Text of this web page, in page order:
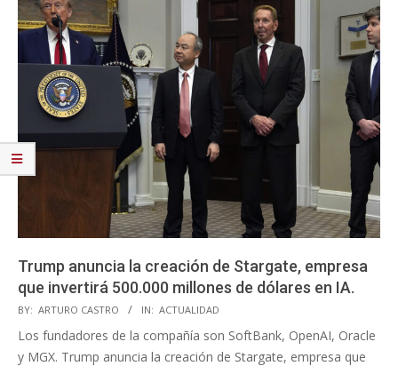
Trump anuncia la creación de Stargate, empresa
que invertirá 500.000 millones de dólares en IA.
2025-
01-
21
BY: ARTURO CASTRO IN: ACTUALIDAD
Los fundadores de la compañía son SoftBank, OpenAI, Oracle
y MGX. Trump anuncia la creación de Stargate, empresa que